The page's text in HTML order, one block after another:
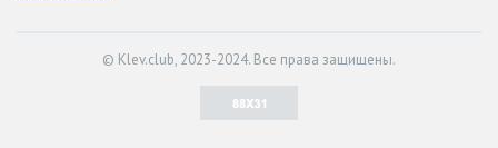
© Klev.club, 2023-2024. Все права защищены.